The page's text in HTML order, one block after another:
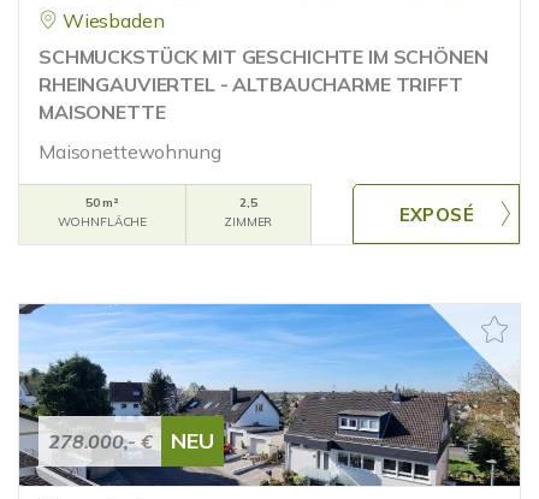
Wiesbaden
SCHMUCKSTÜCK MIT GESCHICHTE IM SCHÖNEN
RHEINGAUVIERTEL - ALTBAUCHARME TRIFFT
MAISONETTE
Maisonettewohnung
50 m²
WOHNFLÄCHE
2,5
ZIMMER
278.000,- € NEU